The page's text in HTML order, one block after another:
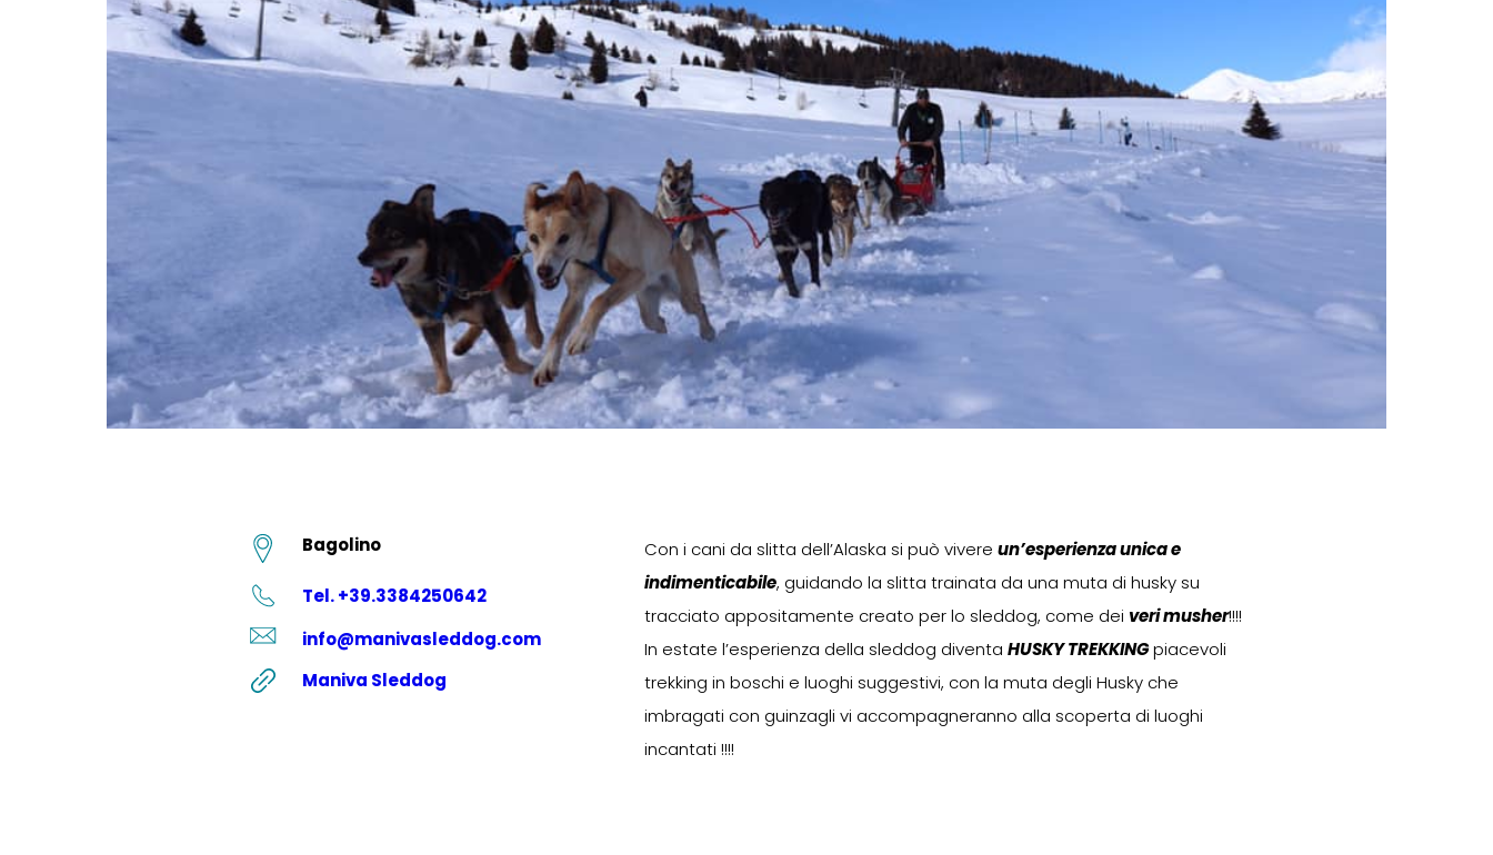
Bagolino
Tel. +39.3384250642
info@manivasleddog.com
Maniva Sleddog
Con i cani da slitta dell’Alaska si può vivere un’esperienza unica e
indimenticabile, guidando la slitta trainata da una muta di husky su
tracciato appositamente creato per lo sleddog, come dei veri musher!!!!
In estate l’esperienza della sleddog diventa HUSKY TREKKINGpiacevoli
trekking in boschi e luoghi suggestivi, con la muta degli Husky che
imbragati con guinzagli vi accompagneranno alla scoperta di luoghi
incantati !!!!